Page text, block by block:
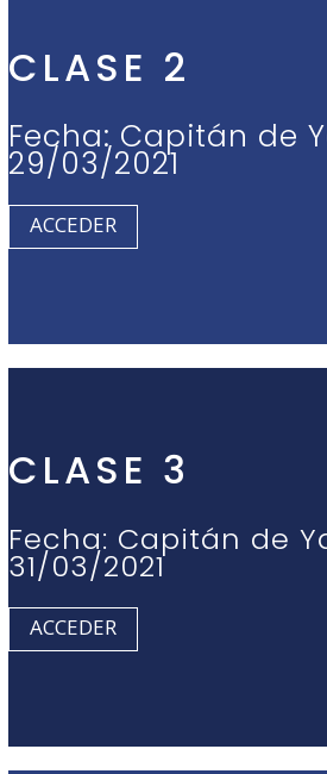
CLASE 2
Fecha: Capitán de
29/03/2021
ACCEDER
CLASE 3
Fecha: Capitán de
31/03/2021
ACCEDER